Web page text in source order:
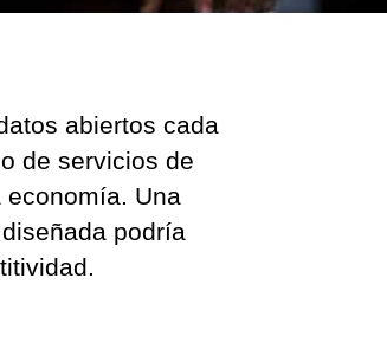
abiertos cada
de servicios de
Una
podría